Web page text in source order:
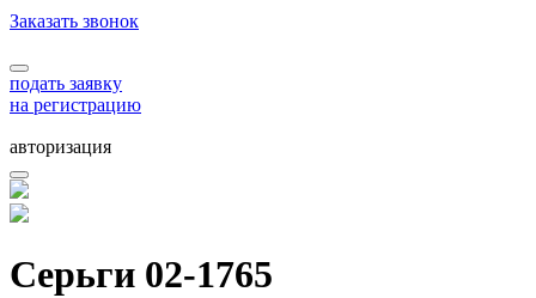
Заказать звонок
подать заявку
на регистрацию
авторизация
Серьги 02-1765